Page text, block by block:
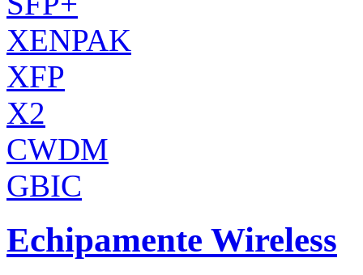
XENPAK
XFP
X2
CWDM
GBIC
Echipamente Wireless